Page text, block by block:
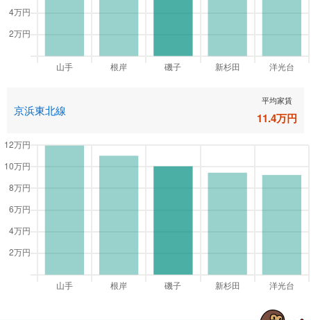
京浜東北線
平均家賃
11.4万円